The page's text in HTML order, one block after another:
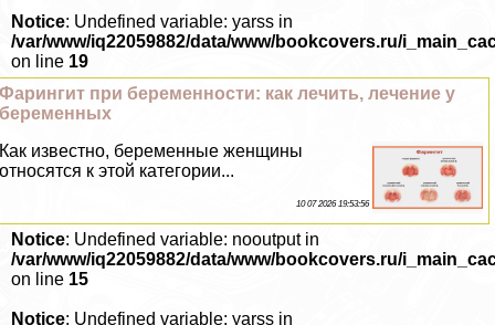
Notice: Undefined variable: yarss in
/var/www/iq22059882/data/www/bookcovers.ru/
on line 19
Фарингит при беременности: как лечить, лечение у
беременных
Как известно, беременные женщины
относятся к этой категории...
10 07 2026 19:53:56
Notice: Undefined variable: nooutput in
/var/www/iq22059882/data/www/bookcovers.ru/
on line 15
Notice: Undefined variable: yarss in